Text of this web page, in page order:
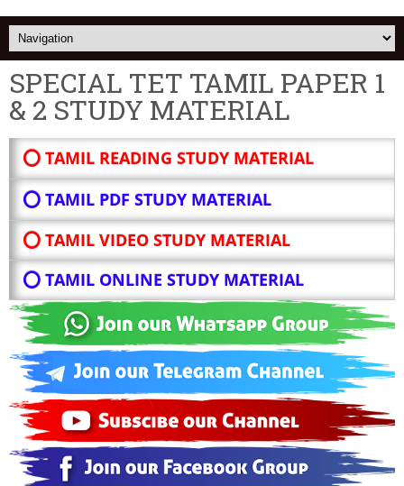
SPECIAL TET TAMIL PAPER 1
& 2 STUDY MATERIAL
⭕ TAMIL READING STUDY MATERIAL
⭕ TAMIL PDF STUDY MATERIAL
⭕ TAMIL VIDEO STUDY MATERIAL
⭕ TAMIL ONLINE STUDY MATERIAL